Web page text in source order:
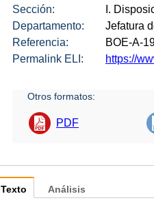
Sección:
I.
Departamento:
Jefatura
Referencia:
BOE-A-
Permalink ELI:
https://
Otros formatos:
PDF
Texto Análisis